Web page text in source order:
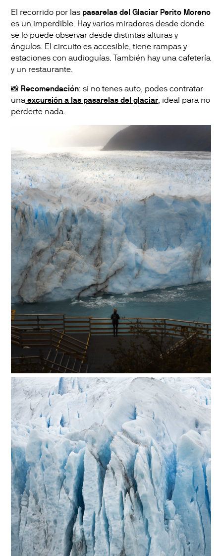
El recorrido por las pasarelas del Glaciar Perito Moreno
es un imperdible. Hay varios miradores desde donde
se lo puede observar desde distintas alturas y
ángulos. El circuito es accesible, tiene rampas y
estaciones con audioguías. También hay una cafetería
y un restaurante.
📸 Recomendación: si no tenes auto, podes contratar
una excursión a las pasarelas del glaciar, ideal para no
perderte nada.